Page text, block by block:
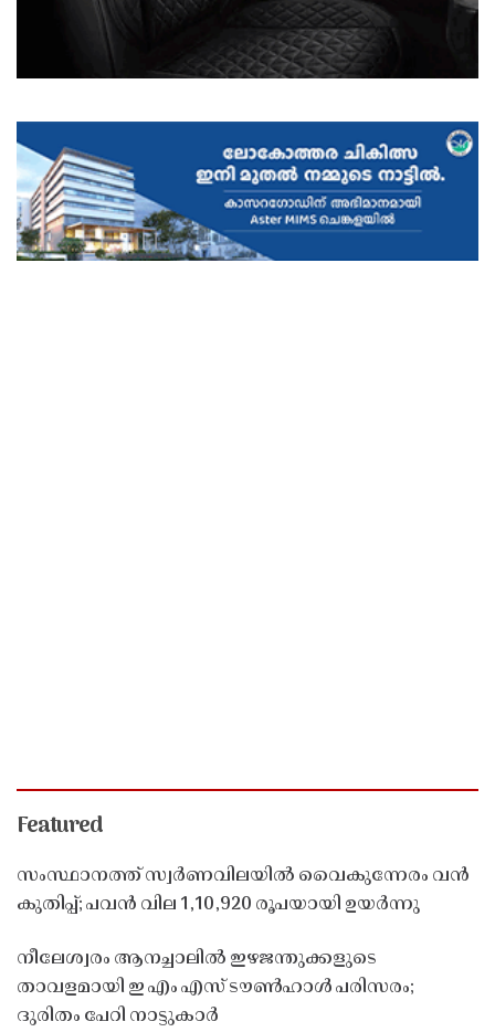
Featured
സംസ്ഥാനത്ത് സ്വർണവിലയിൽ വൈകുന്നേരം വൻ
കുതിപ്പ്; പവൻ വില 1,10,920 രൂപയായി ഉയർന്നു
നീലേശ്വരം ആനച്ചാലിൽ ഇഴജന്തുക്കളുടെ
താവളമായി ഇ എം എസ് ടൗൺഹാൾ പരിസരം;
ദുരിതം പേറി നാട്ടുകാർ